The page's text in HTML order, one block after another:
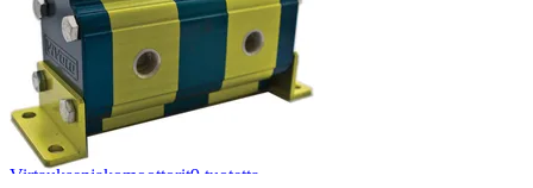
Virtauksenjakomoottorit9 tuotetta